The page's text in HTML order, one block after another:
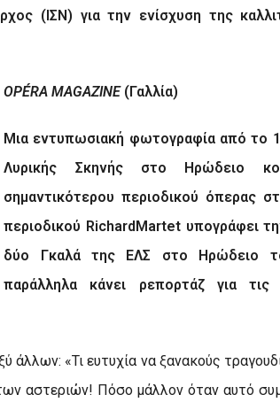
(ΙΣΝ) για την ενίσχυση της
OPÉRA MAGAZINE(Γαλλία)
Μια εντυπωσιακή φωτογραφία από το
Λυρικής Σκηνής στο Ηρώδειο
σημαντικότερου περιοδικού όπερας
περιοδικού Richard Martetυπογράφει
δύο Γκαλά της ΕΛΣ στο Ηρώδειο
παράλληλα κάνει ρεπορτάζ για τις
άλλων: «Τι ευτυχία να ξανακούς
αστεριών! Πόσο μάλλον όταν αυτό